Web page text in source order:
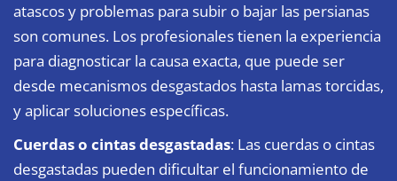
atascos y problemas para subir o bajar las persianas
son comunes. Los profesionales tienen la experiencia
para diagnosticar la causa exacta, que puede ser
desde mecanismos desgastados hasta lamas torcidas,
y aplicar soluciones específicas.
Cuerdas o cintas desgastadas: Las cuerdas o cintas
desgastadas pueden dificultar el funcionamiento de